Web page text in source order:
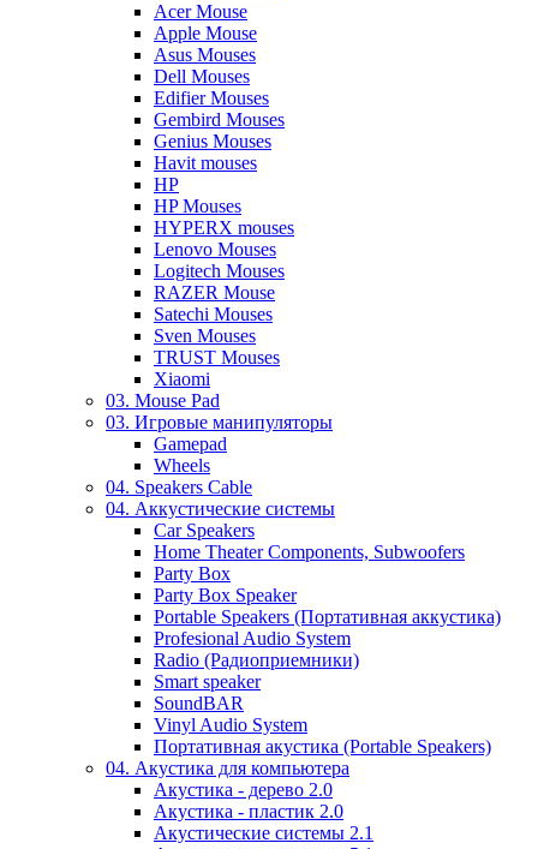
Acer Mouse
Apple Mouse
Asus Mouses
Dell Mouses
Edifier Mouses
Gembird Mouses
Genius Mouses
Havit mouses
HP
HP Mouses
HYPERX mouses
Lenovo Mouses
Logitech Mouses
RAZER Mouse
Satechi Mouses
Sven Mouses
TRUST Mouses
Xiaomi
03. Mouse Pad
03. Игровые манипуляторы
Gamepad
Wheels
04. Speakers Cable
04. Аккустические системы
Car Speakers
Home Theater Components, Subwoofers
Party Box
Party Box Speaker
Portable Speakers (Портативная аккустика)
Profesional Audio System
Radio (Радиоприемники)
Smart speaker
SoundBAR
Vinyl Audio System
Портативная акустика (Portable Speakers)
04. Акустика для компьютера
Акустика - дерево 2.0
Акустика - пластик 2.0
Акустические системы 2.1